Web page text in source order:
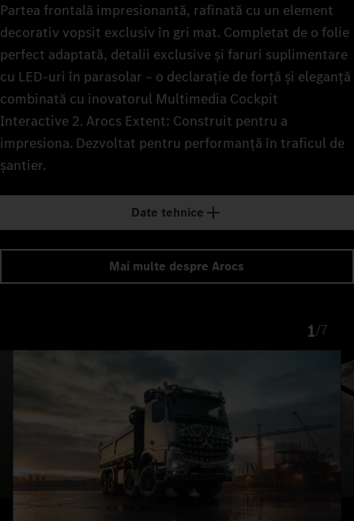
Partea frontală impresionantă, rafinată cu un element
decorativ vopsit exclusiv în gri mat. Completat de o folie
perfect adaptată, detalii exclusive și faruri suplimentare
cu LED‑uri în parasolar – o declarație de forță și eleganță
combinată cu inovatorul Multimedia Cockpit
Interactive 2. Arocs Extent: Construit pentru a
impresiona. Dezvoltat pentru performanță în traficul de
șantier.
Date tehnice
Mai multe despre Arocs
1/7